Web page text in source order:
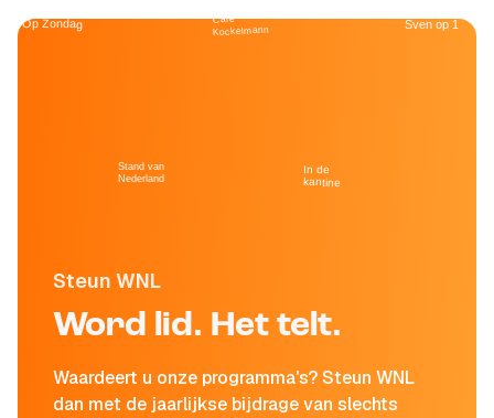
Steun WNL
Word lid. Het telt.
Waardeert u onze programma's? Steun WNL
dan met de jaarlijkse bijdrage van slechts
Op Zondag
Stand van
Nederland
Café
Kockelmann
In de
kantine
Sven op 1